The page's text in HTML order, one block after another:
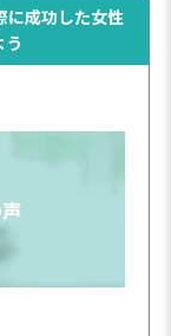
に成功した女性